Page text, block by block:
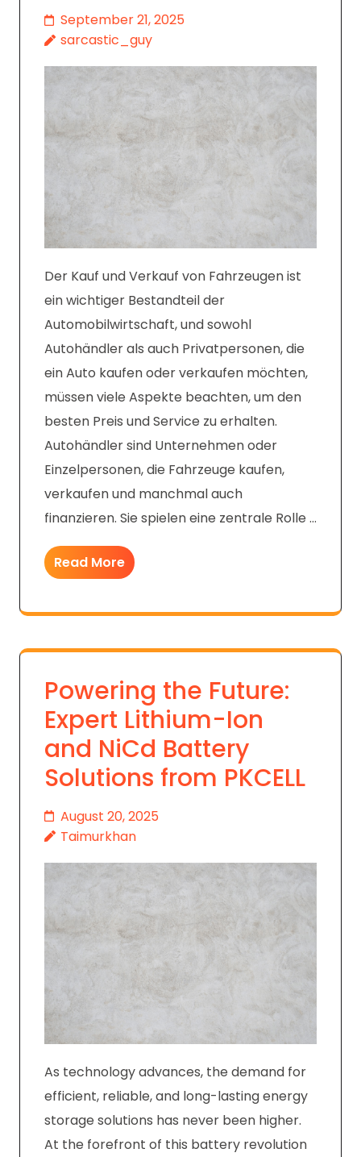
September 21, 2025
sarcastic_guy
Der Kauf und Verkauf von Fahrzeugen ist
ein wichtiger Bestandteil der
Automobilwirtschaft, und sowohl
Autohändler als auch Privatpersonen, die
ein Auto kaufen oder verkaufen möchten,
müssen viele Aspekte beachten, um den
besten Preis und Service zu erhalten.
Autohändler sind Unternehmen oder
Einzelpersonen, die Fahrzeuge kaufen,
verkaufen und manchmal auch
finanzieren. Sie spielen eine zentrale Rolle …
Read More
Powering the Future:
Expert Lithium-Ion
and NiCd Battery
Solutions from PKCELL
August 20, 2025
Taimurkhan
As technology advances, the demand for
efficient, reliable, and long-lasting energy
storage solutions has never been higher.
At the forefront of this battery revolution